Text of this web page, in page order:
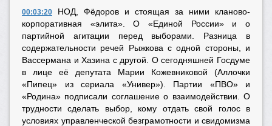
00:03:20 НОД, Фёдоров и стоящая за ними кланово-
корпоративная «элита». О «Единой России» и о
партийной агитации перед выборами. Разница в
содержательности речей Рыжкова с одной стороны, и
Вассермана и Хазина с другой. О сегодняшней Госдуме
в лице её депутата Марии Кожевниковой (Аллочки
«Пипец» из сериала «Универ»). Партии «ПВО» и
«Родина» подписали соглашение о взаимодействии. О
трудности сделать выбор, кому отдать свой голос в
условиях управленческой безграмотности и свидомизма